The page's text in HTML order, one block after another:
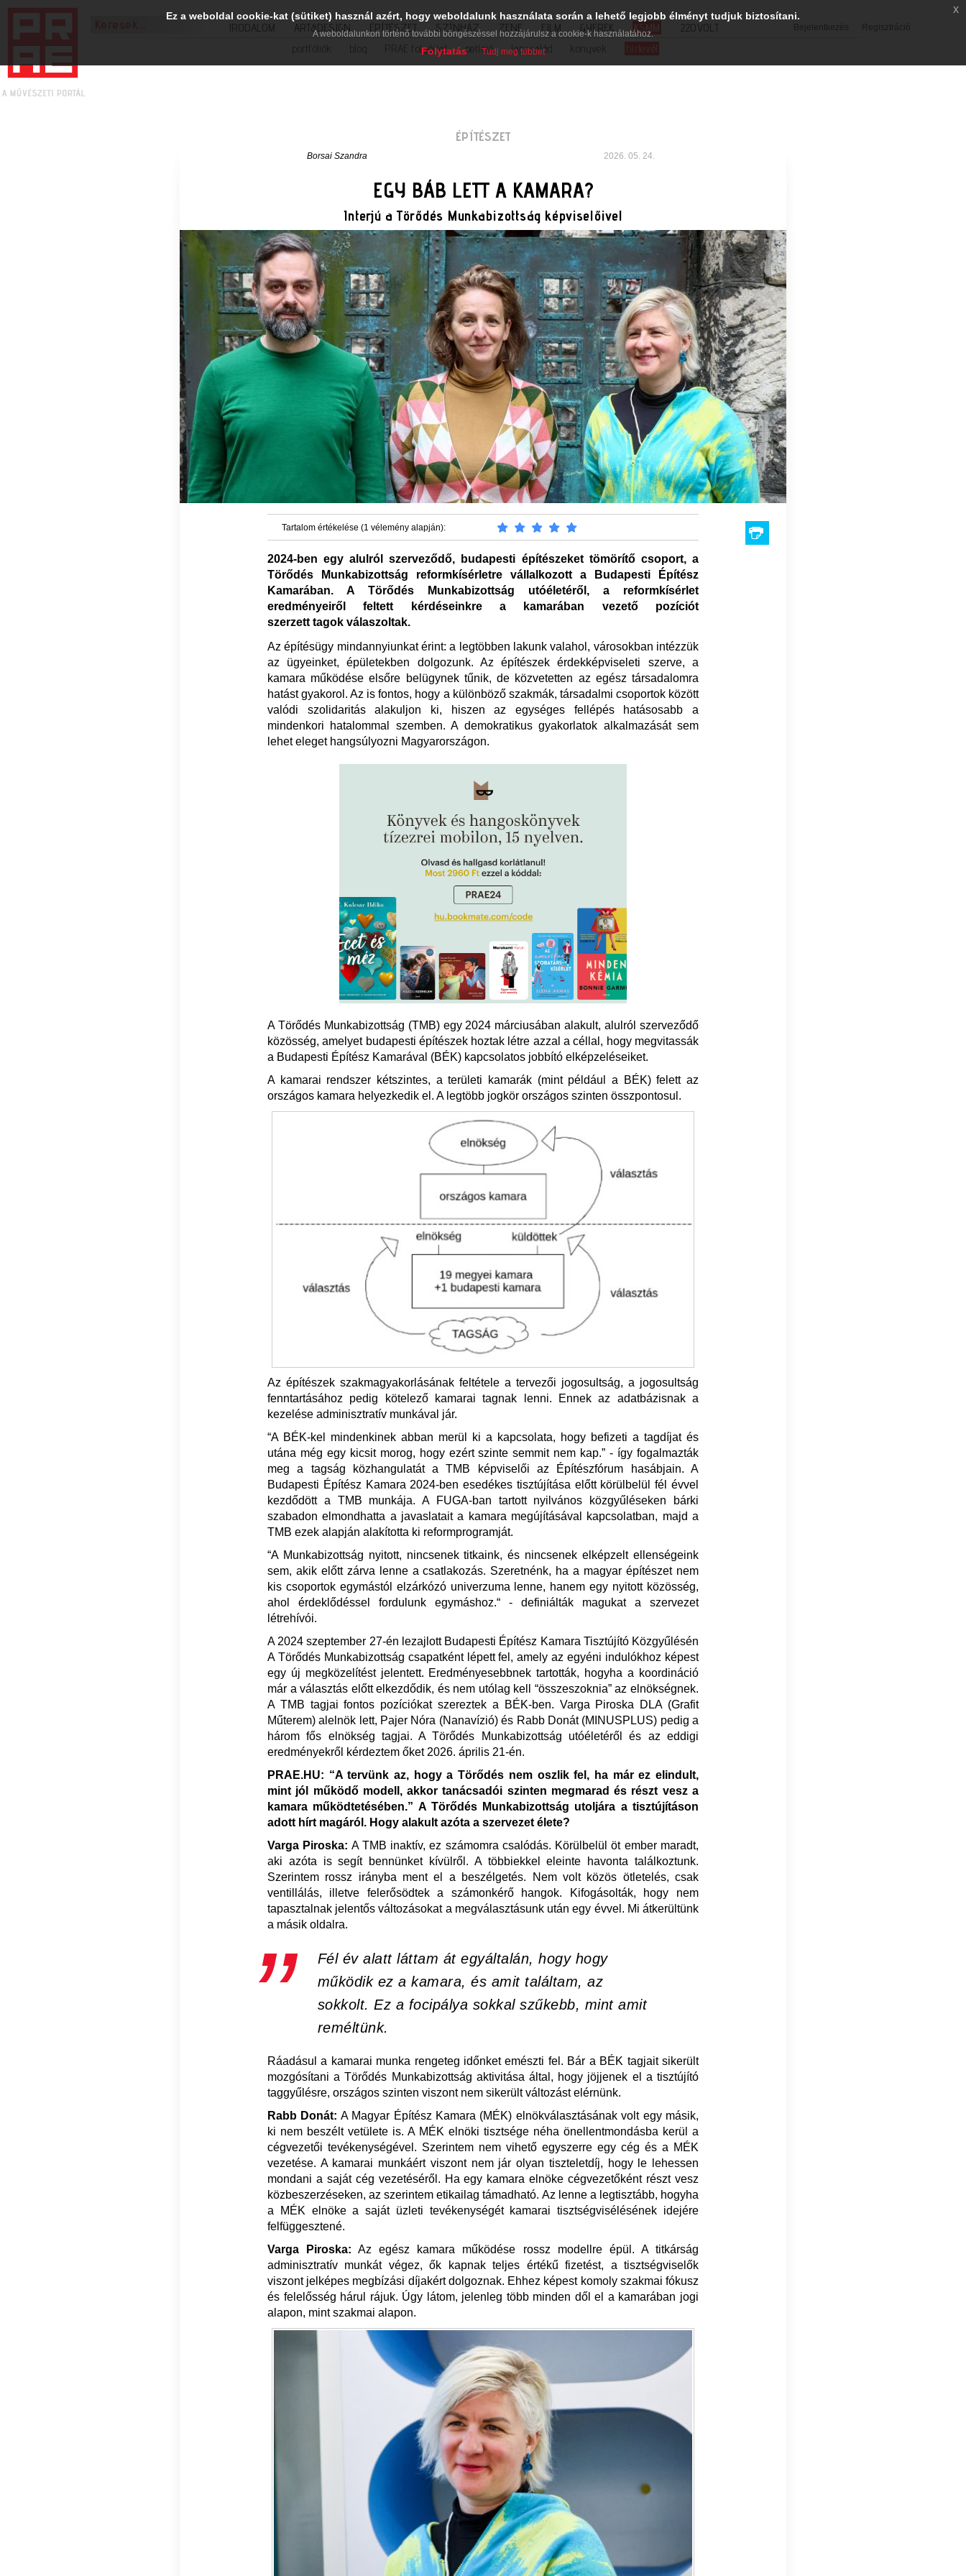
Bejelentkezés Regisztráció
IRODALOM ART&DESIGN ÉPÍTÉSZET SZÍNHÁZ ZENE FILM GYEREK KSMM
220VOLT
portfóliók
blog PRAE folyóirat petíció lapcsalád könyvek hírlevél
ÉPÍTÉSZET
Borsai Szandra 2026. 05. 24.
EGY BÁB LETT A KAMARA?
Interjú a Törődés Munkabizottság képviselőivel
Tartalom értékelése (1 vélemény alapján):
2024-ben egy alulról szerveződő, budapesti építészeket tömörítő csoport, a
Törődés Munkabizottság reformkísérletre vállalkozott a Budapesti Építész
Kamarában. A Törődés Munkabizottság utóéletéről, a reformkísérlet
eredményeiről feltett kérdéseinkre a kamarában vezető pozíciót
szerzett tagok válaszoltak.
Az építésügy mindannyiunkat érint: a legtöbben lakunk valahol, városokban intézzük
az ügyeinket, épületekben dolgozunk. Az építészek érdekképviseleti szerve, a
kamara működése elsőre belügynek tűnik, de közvetetten az egész társadalomra
hatást gyakorol. Az is fontos, hogy a különböző szakmák, társadalmi csoportok között
valódi szolidaritás alakuljon ki, hiszen az egységes fellépés hatásosabb a
mindenkori hatalommal szemben. A demokratikus gyakorlatok alkalmazását sem
lehet eleget hangsúlyozni Magyarországon.
A Törődés Munkabizottság (TMB) egy 2024 márciusában alakult, alulról szerveződő
közösség, amelyet budapesti építészek hoztak létre azzal a céllal, hogy megvitassák
a Budapesti Építész Kamarával (BÉK) kapcsolatos jobbító elképzeléseiket.
A kamarai rendszer kétszintes, a területi kamarák (mint például a BÉK) felett az
országos kamara helyezkedik el. A legtöbb jogkör országos szinten összpontosul.
Az építészek szakmagyakorlásának feltétele a tervezői jogosultság, a jogosultság
fenntartásához pedig kötelező kamarai tagnak lenni. Ennek az adatbázisnak a
kezelése adminisztratív munkával jár.
“A BÉK-kel mindenkinek abban merül ki a kapcsolata, hogy befizeti a tagdíjat és
utána még egy kicsit morog, hogy ezért szinte semmit nem kap.” - így fogalmazták
meg a tagság közhangulatát a TMB képviselői az Építészfórum hasábjain. A
Budapesti Építész Kamara 2024-ben esedékes tisztújítása előtt körülbelül fél évvel
kezdődött a TMB munkája. A FUGA-ban tartott nyilvános közgyűléseken bárki
szabadon elmondhatta a javaslatait a kamara megújításával kapcsolatban, majd a
TMB ezek alapján alakította ki reformprogramját.
“A Munkabizottság nyitott, nincsenek titkaink, és nincsenek elképzelt ellenségeink
sem, akik előtt zárva lenne a csatlakozás. Szeretnénk, ha a magyar építészet nem
kis csoportok egymástól elzárkózó univerzuma lenne, hanem egy nyitott közösség,
ahol érdeklődéssel fordulunk egymáshoz.“ - definiálták magukat a szervezet
létrehívói.
A 2024 szeptember 27-én lezajlott Budapesti Építész Kamara Tisztújító Közgyűlésén
A Törődés Munkabizottság csapatként lépett fel, amely az egyéni indulókhoz képest
egy új megközelítést jelentett. Eredményesebbnek tartották, hogyha a koordináció
már a választás előtt elkezdődik, és nem utólag kell “összeszoknia” az elnökségnek.
A TMB tagjai fontos pozíciókat szereztek a BÉK-ben. Varga Piroska DLA (Grafit
Műterem) alelnök lett, Pajer Nóra (Nanavízió) és Rabb Donát (MINUSPLUS) pedig a
három fős elnökség tagjai. A Törődés Munkabizottság utóéletéről és az eddigi
eredményekről kérdeztem őket 2026. április 21-én.
PRAE.HU: “A tervünk az, hogy a Törődés nem oszlik fel, ha már ez elindult,
mint jól működő modell, akkor tanácsadói szinten megmarad és részt vesz a
kamara működtetésében.” A Törődés Munkabizottság utoljára a tisztújításon
adott hírt magáról. Hogy alakult azóta a szervezet élete?
Varga Piroska: A TMB inaktív, ez számomra csalódás. Körülbelül öt ember maradt,
aki azóta is segít bennünket kívülről. A többiekkel eleinte havonta találkoztunk.
Szerintem rossz irányba ment el a beszélgetés. Nem volt közös ötletelés, csak
ventillálás, illetve felerősödtek a számonkérő hangok. Kifogásolták, hogy nem
tapasztalnak jelentős változásokat a megválasztásunk után egy évvel. Mi átkerültünk
a másik oldalra.
Fél év alatt láttam át egyáltalán, hogy hogy
működik ez a kamara, és amit találtam, az
sokkolt. Ez a focipálya sokkal szűkebb, mint amit
reméltünk.
Ráadásul a kamarai munka rengeteg időnket emészti fel. Bár a BÉK tagjait sikerült
mozgósítani a Törődés Munkabizottság aktivitása által, hogy jöjjenek el a tisztújító
taggyűlésre, országos szinten viszont nem sikerült változást elérnünk.
Rabb Donát: A Magyar Építész Kamara (MÉK) elnökválasztásának volt egy másik,
ki nem beszélt vetülete is. A MÉK elnöki tisztsége néha önellentmondásba kerül a
cégvezetői tevékenységével. Szerintem nem vihető egyszerre egy cég és a MÉK
vezetése. A kamarai munkáért viszont nem jár olyan tiszteletdíj, hogy le lehessen
mondani a saját cég vezetéséről. Ha egy kamara elnöke cégvezetőként részt vesz
közbeszerzéseken, az szerintem etikailag támadható. Az lenne a legtisztább, hogyha
a MÉK elnöke a saját üzleti tevékenységét kamarai tisztségvisélésének idejére
felfüggesztené.
Varga Piroska: Az egész kamara működése rossz modellre épül. A titkárság
adminisztratív munkát végez, ők kapnak teljes értékű fizetést, a tisztségviselők
viszont jelképes megbízási díjakért dolgoznak. Ehhez képest komoly szakmai fókusz
és felelősség hárul rájuk. Úgy látom, jelenleg több minden dől el a kamarában jogi
alapon, mint szakmai alapon.
Ez a weboldal cookie-kat (sütiket) használ azért, hogy weboldalunk használata során a lehető legjobb élményt tudjuk biztosítani.
A weboldalunkon történő további böngészéssel hozzájárulsz a cookie-k használatához.
Folytatás Tudj meg többet
x